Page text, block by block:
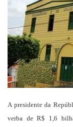
A presidente da
verba de R$ 1,6